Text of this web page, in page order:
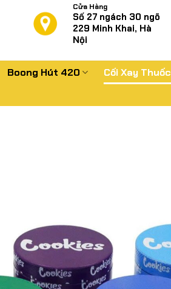
Cửa Hàng
Số 27 ngách 30 ngõ
229 Minh Khai, Hà
Nội
Boong Hút 420 Cối Xay Thuốc